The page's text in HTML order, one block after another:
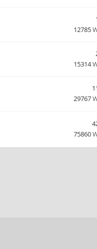
12785
15314
29767
75860